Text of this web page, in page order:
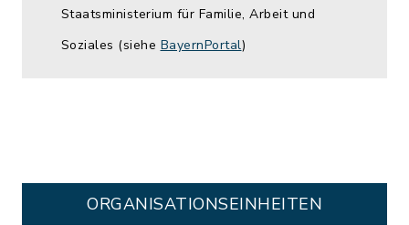
Staatsministerium für Familie, Arbeit und
Soziales (siehe BayernPortal)
ORGANISATIONS­EINHEITEN